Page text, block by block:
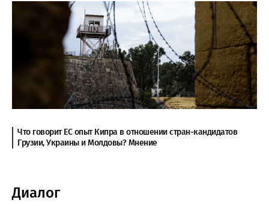
Что говорит ЕС опыт Кипра в отношении стран-кандидатов
Грузии, Украины и Молдовы? Мнение
Диалог